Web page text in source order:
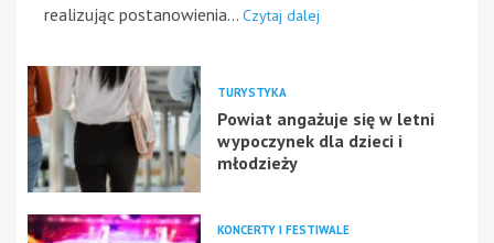
realizując postanowienia... Czytaj dalej
TURYSTYKA
Powiat angażuje się w letni
wypoczynek dla dzieci i
młodzieży
KONCERTY I FESTIWALE